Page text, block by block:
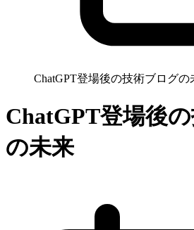
ChatGPT登場後の技術ブログの
ChatGPT登場後
の未来